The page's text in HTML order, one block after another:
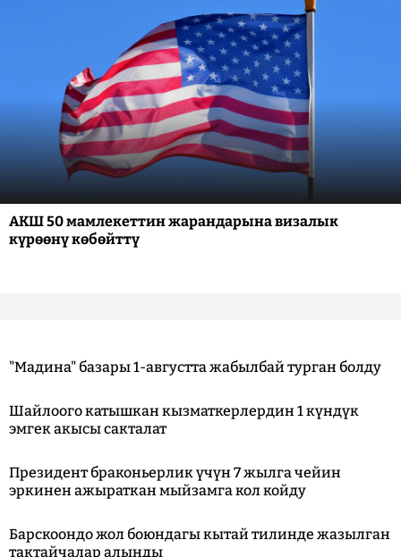
АКШ 50 мамлекеттин жарандарына визалык
күрөөнү көбөйттү
"Мадина" базары 1-августта жабылбай турган болду
Шайлоого катышкан кызматкерлердин 1 күндүк
эмгек акысы сакталат
Президент браконьерлик үчүн 7 жылга чейин
эркинен ажыраткан мыйзамга кол койду
Барскоондо жол боюндагы кытай тилинде жазылган
тактайчалар алынды